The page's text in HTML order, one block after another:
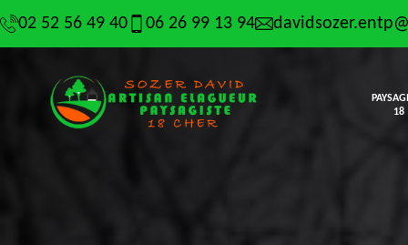
02 52 56 49 40 06 26 99 13 94
18